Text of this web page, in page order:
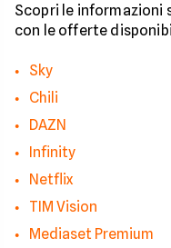
Scopri le informazioni
con le offerte
Sky
Chili
DAZN
Infinity
Netflix
TIM Vision
Mediaset Premium